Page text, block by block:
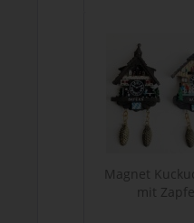
Magnet
mit